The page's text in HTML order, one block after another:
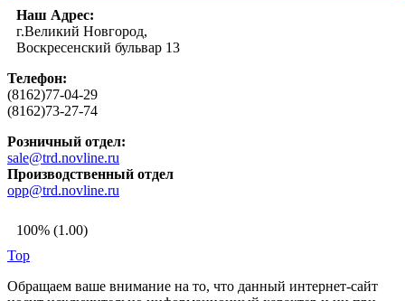
Наш Адрес:
г.Великий Новгород,
Воскресенский бульвар 13
Телефон:
(8162)77-04-29
(8162)73-27-74
Розничный отдел:
sale@trd.novline.ru
Производственный отдел
opp@trd.novline.ru
100% (1.00)
Top
Обращаем ваше внимание на то, что данный интернет-сайт